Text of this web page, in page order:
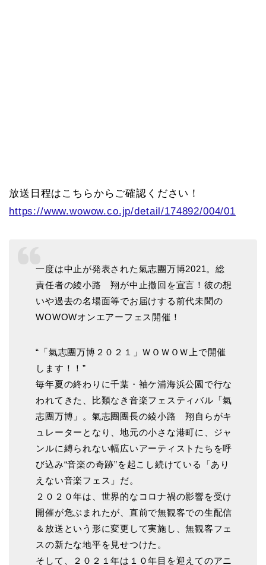
放送日程はこちらからご確認ください！
https://www.wowow.co.jp/detail/174892/004/01
一度は中止が発表された氣志團万博2021。総
責任者の綾小路 翔が中止撤回を宣言！彼の想
いや過去の名場面等でお届けする前代未聞の
WOWOWオンエアーフェス開催！
“「氣志團万博２０２１」ＷＯＷＯＷ上で開催
します！！”
毎年夏の終わりに千葉・袖ケ浦海浜公園で行な
われてきた、比類なき音楽フェスティバル「氣
志團万博」。氣志團團長の綾小路 翔自らがキ
ュレーターとなり、地元の小さな港町に、ジャ
ンルに縛られない幅広いアーティストたちを呼
び込み“音楽の奇跡”を起こし続けている「あり
えない音楽フェス」だ。
２０２０年は、世界的なコロナ禍の影響を受け
開催が危ぶまれたが、直前で無観客での生配信
＆放送という形に変更して実施し、無観客フェ
スの新たな地平を見せつけた。
そして、２０２１年は１０年目を迎えてのアニ